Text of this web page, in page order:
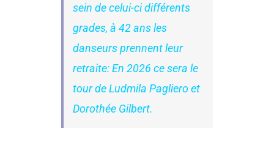
sein de celui-ci différents
grades, à 42 ans les
danseurs prennent leur
retraite: En 2026 ce sera le
tour de Ludmila Pagliero et
Dorothée Gilbert.